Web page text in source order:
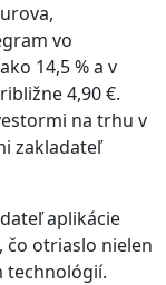
vo
14,5 % a v
4,90 €.
na trhu v
zakladateľ
aplikácie
čo otriaslo nielen
technológií.